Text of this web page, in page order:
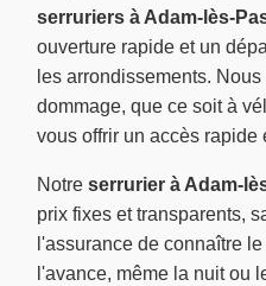
serruriers à Adam-lès-
ouverture rapide et un
les arrondissements.
dommage, que ce soit à
vous offrir un accès
Notre serrurier à Adam-
prix fixes et transparents,
l'assurance de connaître
l'avance, même la nuit ou